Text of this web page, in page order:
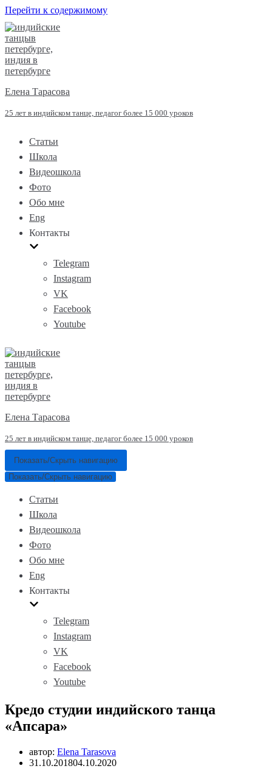
Перейти к содержимому
Елена Тарасова
25 лет в индийском танце, педагог более 15 000 уроков
Статьи
Школа
Видеошкола
Фото
Обо мне
Eng
Контакты
Telegram
Instagram
VK
Facebook
Youtube
Елена Тарасова
25 лет в индийском танце, педагог более 15 000 уроков
Показать/Скрыть навигацию
Показать/Скрыть навигацию
Статьи
Школа
Видеошкола
Фото
Обо мне
Eng
Контакты
Telegram
Instagram
VK
Facebook
Youtube
Кредо студии индийского танца
«Апсара»
автор: Elena Tarasova
31.10.201804.10.2020